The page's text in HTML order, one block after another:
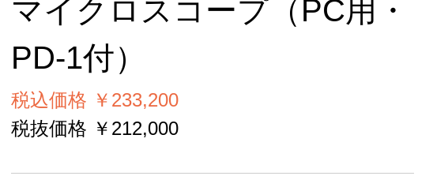
マイクロスコープ（PC用・
PD-1付）
税込価格 ￥233,200
税抜価格 ￥212,000